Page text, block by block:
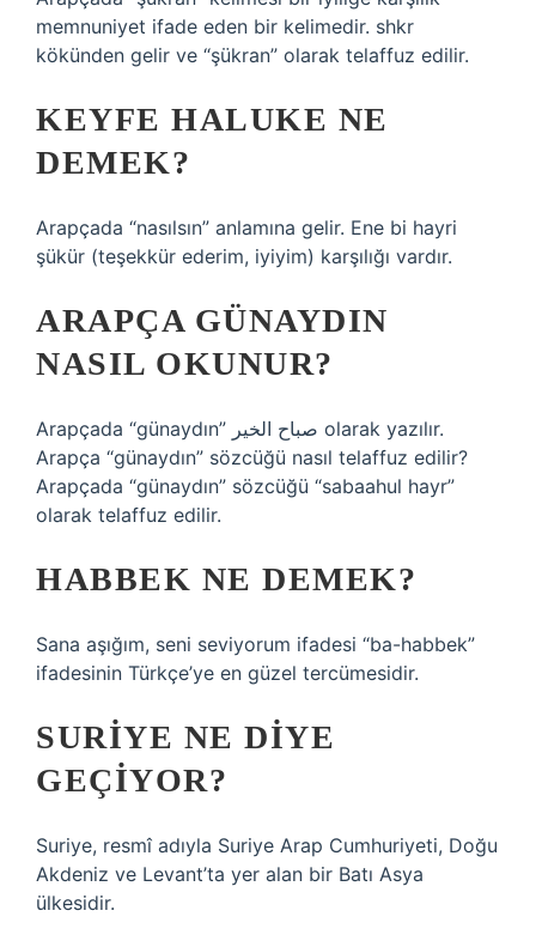
memnuniyet ifade eden bir kelimedir. shkr
kökünden gelir ve “şükran” olarak telaffuz edilir.
KEYFE HALUKE NE
DEMEK?
Arapçada “nasılsın” anlamına gelir. Ene bi hayri
şükür (teşekkür ederim, iyiyim) karşılığı vardır.
ARAPÇA GÜNAYDIN
NASIL OKUNUR?
Arapçada “günaydın” صباح الخير olarak yazılır.
Arapça “günaydın” sözcüğü nasıl telaffuz edilir?
Arapçada “günaydın” sözcüğü “sabaahul hayr”
olarak telaffuz edilir.
HABBEK NE DEMEK?
Sana aşığım, seni seviyorum ifadesi “ba-habbek”
ifadesinin Türkçe’ye en güzel tercümesidir.
SURIYE NE DIYE
GEÇIYOR?
Suriye, resmî adıyla Suriye Arap Cumhuriyeti, Doğu
Akdeniz ve Levant’ta yer alan bir Batı Asya
ülkesidir.